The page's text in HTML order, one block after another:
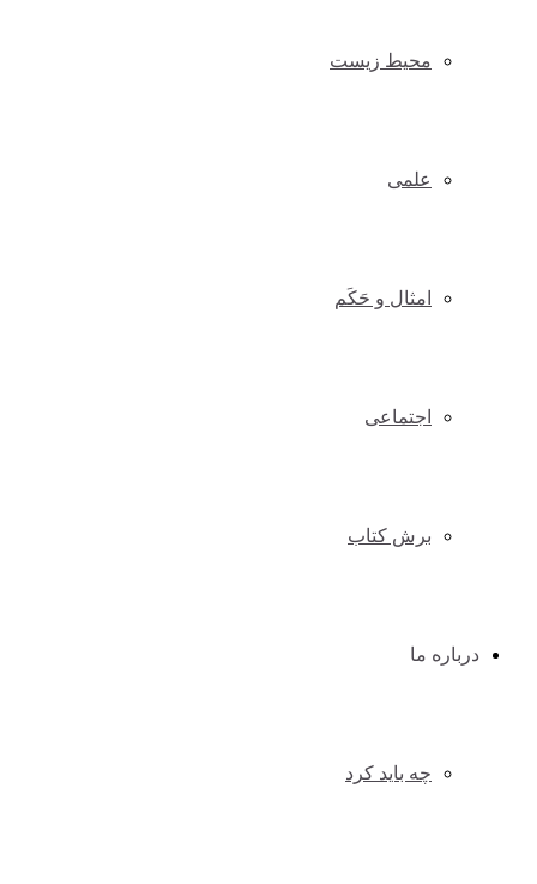
محیط زیست
علمی
امثال و حَکَم
اجتماعی
برش کتاب
درباره ما
چه باید کرد